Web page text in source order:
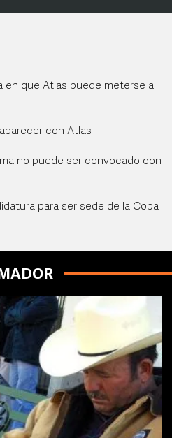
en que Atlas puede meterse al
con Atlas
no puede ser convocado con
para ser sede de la Copa